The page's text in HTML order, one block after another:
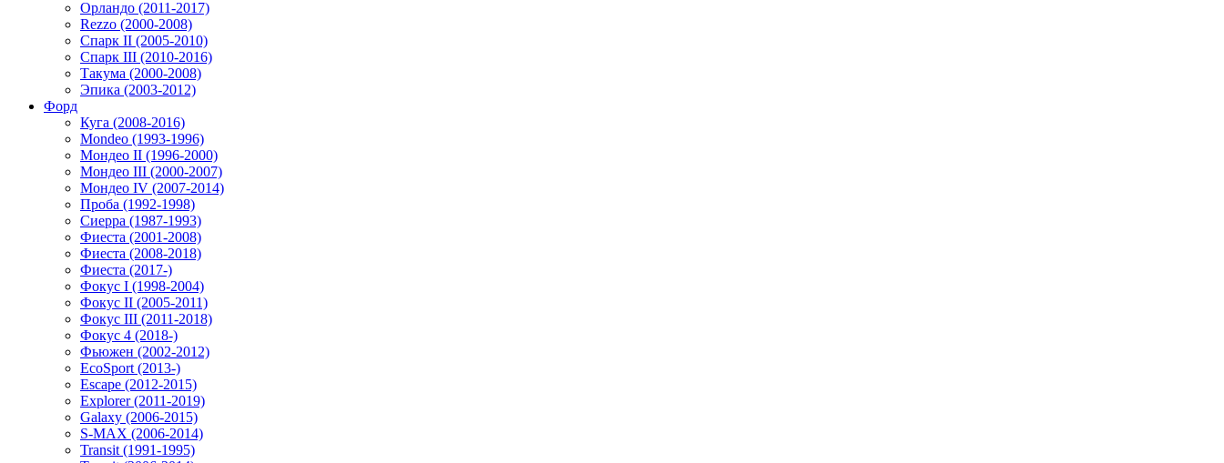
Орландо (2011-2017)
Rezzo (2000-2008)
Спарк II (2005-2010)
Спарк III (2010-2016)
Такума (2000-2008)
Эпика (2003-2012)
Форд
Куга (2008-2016)
Mondeo (1993-1996)
Мондео II (1996-2000)
Мондео III (2000-2007)
Мондео IV (2007-2014)
Проба (1992-1998)
Сиерра (1987-1993)
Фиеста (2001-2008)
Фиеста (2008-2018)
Фиеста (2017-)
Фокус I (1998-2004)
Фокус II (2005-2011)
Фокус III (2011-2018)
Фокус 4 (2018-)
Фьюжен (2002-2012)
EcoSport (2013-)
Escape (2012-2015)
Explorer (2011-2019)
Galaxy (2006-2015)
S-MAX (2006-2014)
Transit (1991-1995)